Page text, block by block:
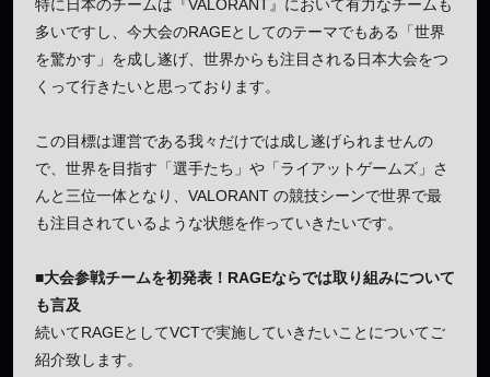
特に日本のチームは『VALORANT』において有力なチームも
多いですし、今大会のRAGEとしてのテーマでもある「世界
を驚かす」を成し遂げ、世界からも注目される日本大会をつ
くって行きたいと思っております。
この目標は運営である我々だけでは成し遂げられませんの
で、世界を目指す「選手たち」や「ライアットゲームズ」さ
んと三位一体となり、VALORANT の競技シーンで世界で最
も注目されているような状態を作っていきたいです。
■大会参戦チームを初発表！RAGEならでは取り組みについて
も言及
続いてRAGEとしてVCTで実施していきたいことについてご
紹介致します。